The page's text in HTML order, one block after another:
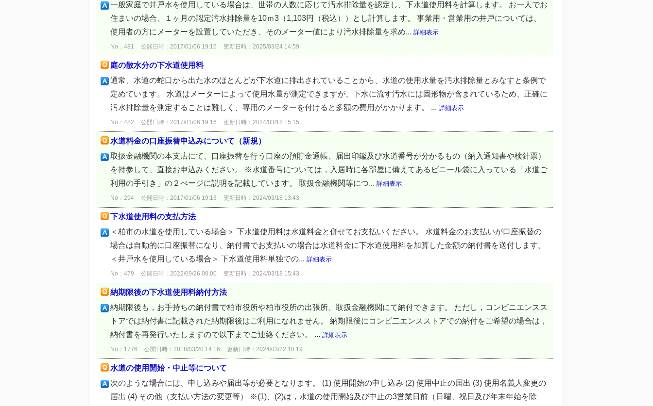
一般家庭で井戸水を使用している場合は、世帯の人数に応じて汚水排除量を認定し、下水道使用料を計算します。 お一人でお
住まいの場合、１ヶ月の認定汚水排除量を10ｍ3（1,103円（税込））とし計算します。 事業用・営業用の井戸については、
使用者の方にメーターを設置していただき、そのメーター値により汚水排除量を求め... 詳細表示
No：481 公開日時：2017/01/06 19:16 更新日時：2025/03/24 14:59
庭の散水分の下水道使用料
通常、水道の蛇口から出た水のほとんどが下水道に排出されていることから、水道の使用水量を汚水排除量とみなすと条例で
定めています。 水道はメーターによって使用水量が測定できますが、下水に流す汚水には固形物が含まれているため、正確に
汚水排除量を測定することは難しく、専用のメーターを付けると多額の費用がかかります。 ... 詳細表示
No：482 公開日時：2017/01/06 19:16 更新日時：2024/03/18 15:15
水道料金の口座振替申込みについて（新規）
取扱金融機関の本支店にて、口座振替を行う口座の預貯金通帳、届出印鑑及び水道番号が分かるもの（納入通知書や検針票）
を持参して、直接お申込みください。 ※水道番号については，入居時に各部屋に備えてあるビニール袋に入っている「水道ご
利用の手引き」の２ぺージに説明を記載しています。 取扱金融機関等につ... 詳細表示
No：294 公開日時：2017/01/06 19:13 更新日時：2024/03/18 13:43
下水道使用料の支払方法
＜柏市の水道を使用している場合＞ 下水道使用料は水道料金と併せてお支払いください。 水道料金のお支払いが口座振替の
場合は自動的に口座振替になり、納付書でお支払いの場合は水道料金に下水道使用料を加算した金額の納付書を送付します。
＜井戸水を使用している場合＞ 下水道使用料単独での... 詳細表示
No：479 公開日時：2022/09/26 00:00 更新日時：2024/03/18 15:43
納期限後の下水道使用料納付方法
納期限後も，お手持ちの納付書で柏市役所や柏市役所の出張所、取扱金融機関にて納付できます。 ただし，コンビニエンスス
トアでは納付書に記載された納期限後はご利用になれません。 納期限後にコンビ二エンスストアでの納付をご希望の場合は，
納付書を再発行いたしますので以下までご連絡ください。 ... 詳細表示
No：1776 公開日時：2018/03/20 14:16 更新日時：2024/03/22 10:19
水道の使用開始・中止等について
次のような場合には、申し込みや届出等が必要となります。 (1) 使用開始の申し込み (2) 使用中止の届出 (3) 使用名義人変更の
届出 (4) その他（支払い方法の変更等） ※(1)、(2)は，水道の使用開始及び中止の3営業日前（日曜、祝日及び年末年始を除